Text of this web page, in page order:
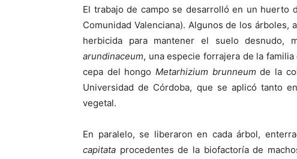
El trabajo de campo se desarrolló en un huerto
Comunidad Valenciana). Algunos de los
herbicida para mantener el suelo desnudo,
arundinaceum, una especie forrajera de la
cepa del hongoMetarhizium brunneumde la
Universidad de Córdoba, que se aplicó tanto
vegetal.
En paralelo, se liberaron en cada árbol,
capitata procedentes de la biofactoría de